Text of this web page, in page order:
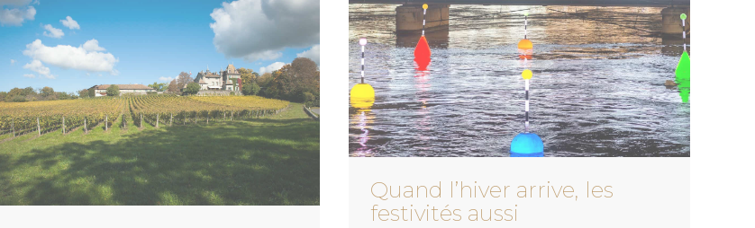
Quand l’hiver arrive, les
festivités aussi